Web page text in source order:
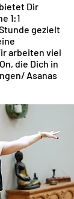
Dir
1:1
gezielt
arbeiten viel
die Dich in
Asanas